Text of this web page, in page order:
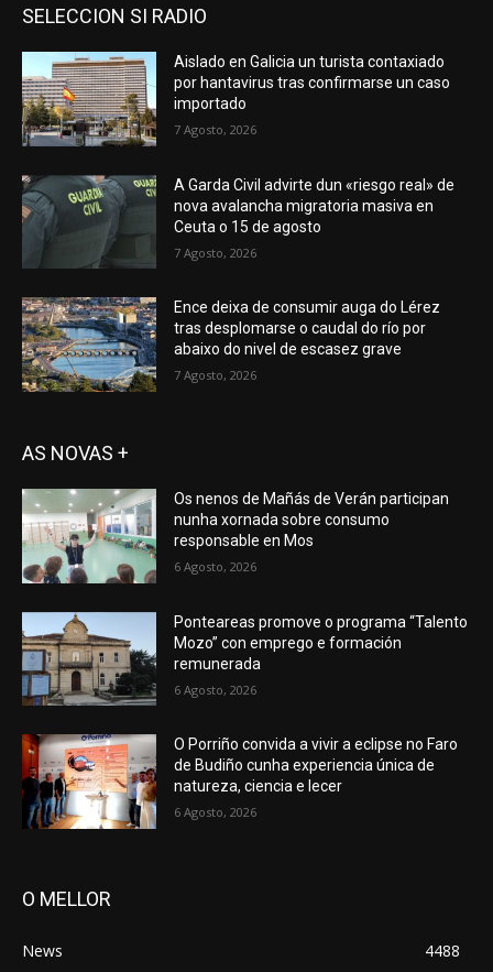
SELECCION SI RADIO
Aislado en Galicia un turista contaxiado
por hantavirus tras confirmarse un caso
importado
7 Agosto, 2026
A Garda Civil advirte dun «riesgo real» de
nova avalancha migratoria masiva en
Ceuta o 15 de agosto
7 Agosto, 2026
Ence deixa de consumir auga do Lérez
tras desplomarse o caudal do río por
abaixo do nivel de escasez grave
7 Agosto, 2026
AS NOVAS +
Os nenos de Mañás de Verán participan
nunha xornada sobre consumo
responsable en Mos
6 Agosto, 2026
Ponteareas promove o programa “Talento
Mozo” con emprego e formación
remunerada
6 Agosto, 2026
O Porriño convida a vivir a eclipse no Faro
de Budiño cunha experiencia única de
natureza, ciencia e lecer
6 Agosto, 2026
O MELLOR
News
4488